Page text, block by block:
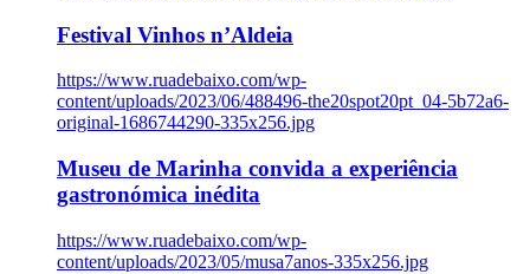
Festival Vinhos n’Aldeia
https://www.ruadebaixo.com/wp-
content/uploads/2023/06/488496-the20spot20pt_04-5b72a6-
original-1686744290-335x256.jpg
Museu de Marinha convida a experiência
gastronómica inédita
https://www.ruadebaixo.com/wp-
content/uploads/2023/05/musa7anos-335x256.jpg